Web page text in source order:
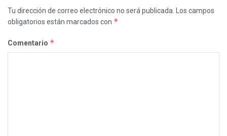
Tu dirección de correo electrónico no será publicada. Los campos
obligatorios están marcados con *
Comentario *